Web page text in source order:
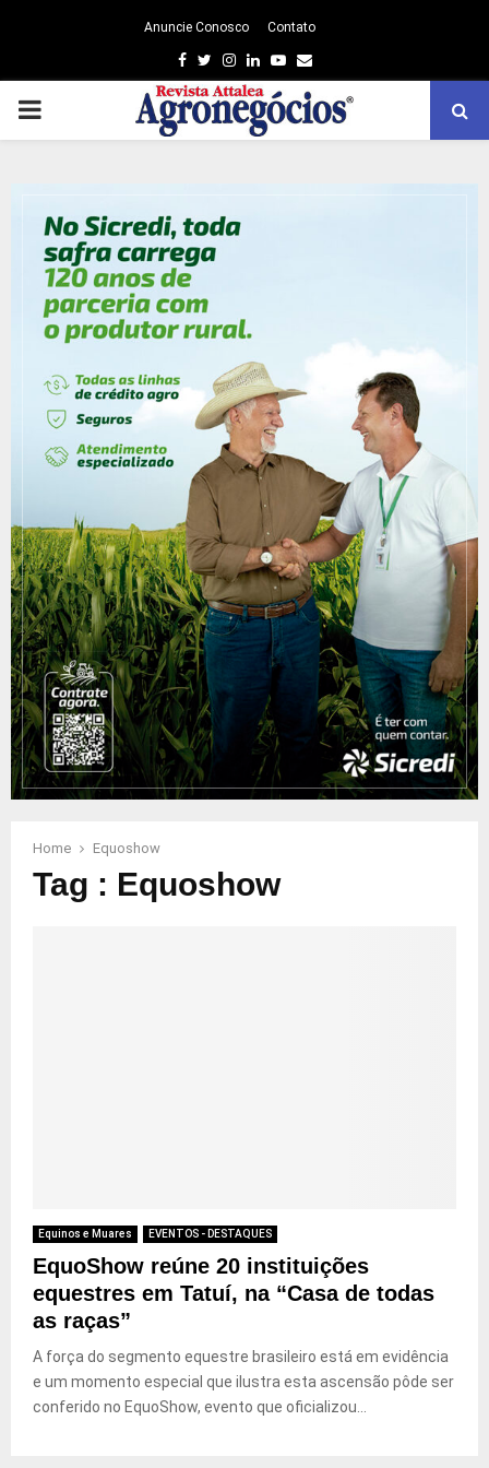
Anuncie Conosco Contato
Facebook
TwitterInstagram
LinkedinYoutube
Email
PRIMARY
Home Equoshow
Tag : Equoshow
Equinos e Muares EVENTOS - DESTAQUES
EquoShow reúne 20 instituições
equestres em Tatuí, na “Casa de todas
as raças”
A força do segmento equestre brasileiro está em evidência
e um momento especial que ilustra esta ascensão pôde ser
conferido no EquoShow, evento que oficializou...